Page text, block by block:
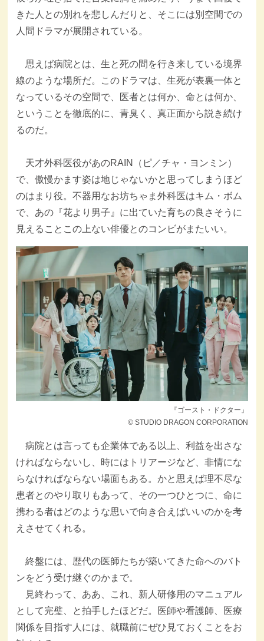
きた人との別れを悲しんだりと、そこには別空間での
人間ドラマが展開されている。
思えば病院とは、生と死の間を行き来している境界
線のような場所だ。このドラマは、生死が表裏一体と
なっているその空間で、医者とは何か、命とは何か、
ということを徹底的に、青臭く、真正面から説き続け
るのだ。
天才外科医役があのRAIN（ピ／チャ・ヨンミン）
で、傲慢かます姿は地じゃないかと思ってしまうほど
のはまり役。不器用なお坊ちゃま外科医はキム・ボム
で、あの『花より男子』に出ていた育ちの良さそうに
見えることこの上ない俳優とのコンビがまたいい。
『ゴースト・ドクター』
© STUDIO DRAGON CORPORATION
病院とは言っても企業体である以上、利益を出さな
ければならないし、時にはトリアージなど、非情にな
らなければならない場面もある。かと思えば理不尽な
患者とのやり取りもあって、その一つひとつに、命に
携わる者はどのような思いで向き合えばいいのかを考
えさせてくれる。
終盤には、歴代の医師たちが築いてきた命へのバト
ンをどう受け継ぐのかまで。
見終わって、ああ、これ、新人研修用のマニュアル
として完璧、と拍手したほどだ。医師や看護師、医療
関係を目指す人には、就職前にぜひ見ておくことをお